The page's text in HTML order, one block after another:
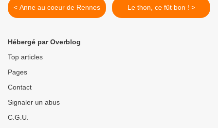
< Anne au coeur de Rennes Le thon, ce fût bon ! >
Hébergé par Overblog
Top articles
Pages
Contact
Signaler un abus
C.G.U.